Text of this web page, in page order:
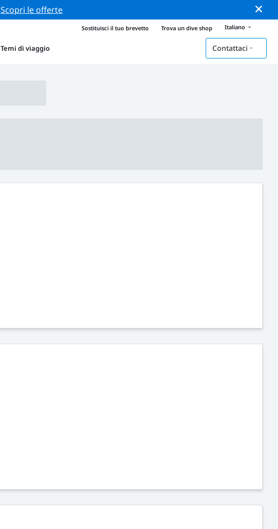
Scopri le offerte
Sostituisci il tuo brevetto Trova un dive shop Italiano
Temi di viaggio Contattaci